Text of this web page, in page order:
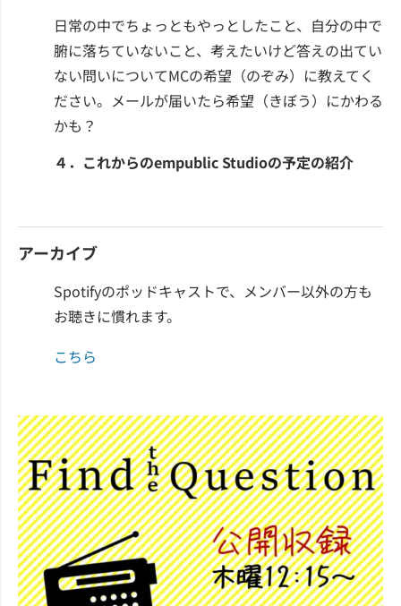
日常の中でちょっともやっとしたこと、自分の中で
腑に落ちていないこと、考えたいけど答えの出てい
ない問いについてMCの希望（のぞみ）に教えてく
ださい。メールが届いたら希望（きぼう）にかわる
かも？
４．これからのempublic Studioの予定の紹介
アーカイブ
Spotifyのポッドキャストで、メンバー以外の方も
お聴きに慣れます。
こちら